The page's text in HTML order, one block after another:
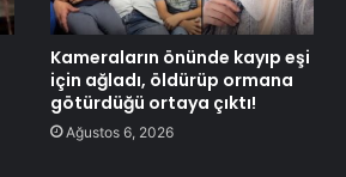
Kameraların önünde kayıp eşi
için ağladı, öldürüp ormana
götürdüğü ortaya çıktı!
Ağustos 6, 2026